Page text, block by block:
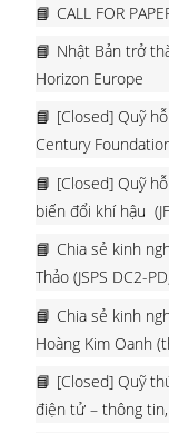
CALL FOR
Nhật Bản trở
Horizon Europe
[Closed] Quỹ
Century
[Closed] Quỹ
biến đổi khí hậu
Chia sẻ kinh
Thảo (JSPS DC2-
Chia sẻ kinh
Hoàng Kim Oanh
[Closed] Quỹ
điện tử – thông